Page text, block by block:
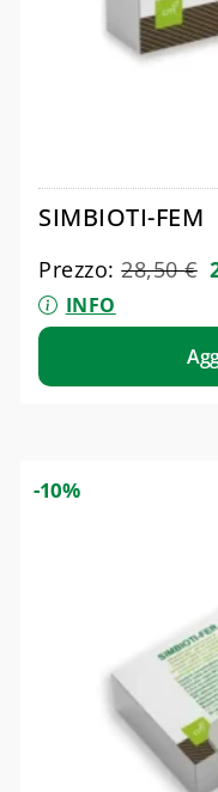
SIMBIOTI-FEM
Prezzo:28,50€
INFO
-10%